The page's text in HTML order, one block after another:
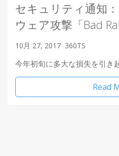
セキュリティ通知
ウェア攻撃「Bad
10月 27, 2017 360TS
今年初旬に多大な損失を引き
Read